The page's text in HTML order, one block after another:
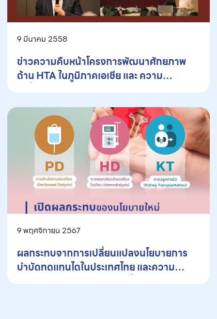
9 มีนาคม 2558
ข่าวความคืบหน้าโครงการพัฒนาศักยภาพ
ด้าน HTA ในภูมิภาคเอเชีย และ ความ
9 พฤศจิกายน 2567
ผลกระทบจากการเปลี่ยนแปลงนโยบายการ
บำบัดทดแทนไตในประเทศไทย และความ